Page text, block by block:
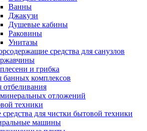
Ванны
Джакузи
Душевые кабины
Раковины
Унитазы
средства для санузлов
и грибка
банных комплексов
отбеливания
отложений
техники
средства для чистки бытовой техники
машины